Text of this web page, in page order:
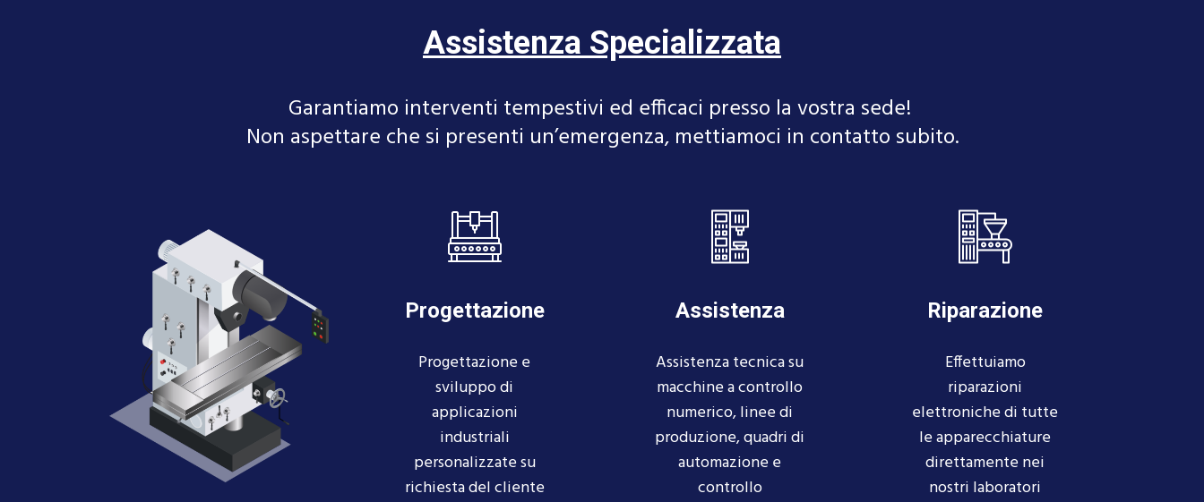
Assistenza Specializzata
Garantiamo interventi tempestivi ed efficaci presso la vostra sede!
Non aspettare che si presenti un’emergenza, mettiamoci in contatto subito.
Progettazione
Progettazione e
sviluppo di
applicazioni
industriali
personalizzate su
richiesta del cliente
Assistenza
Assistenza tecnica su
macchine a controllo
numerico, linee di
produzione, quadri di
automazione e
controllo
Riparazione
Effettuiamo
riparazioni
elettroniche di tutte
le apparecchiature
direttamente nei
nostri laboratori